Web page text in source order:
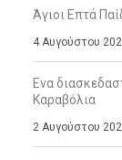
Άγιοι Επτά
4 Αυγούστου
Ενα
Καραβόλια
2 Αυγούστου